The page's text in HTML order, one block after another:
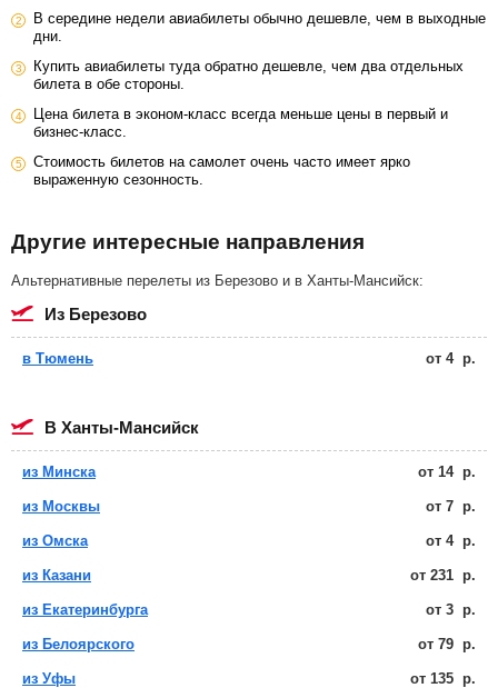
В середине недели авиабилеты обычно дешевле, чем в выходные
дни.
Купить авиабилеты туда обратно дешевле, чем два отдельных
билета в обе стороны.
Цена билета в эконом-класс всегда меньше цены в первый и
бизнес-класс.
Стоимость билетов на самолет очень часто имеет ярко
выраженную сезонность.
Другие интересные направления
Альтернативные перелеты из Березово и в Ханты-Мансийск:
из Березово
в Тюмень от 4 р.
в Ханты-Мансийск
из Минска от 14 р.
из Москвы от 7 р.
из Омска от 4 р.
из Казани от 231 р.
из Екатеринбурга от 3 р.
из Белоярского от 79 р.
из Уфы от 135 р.